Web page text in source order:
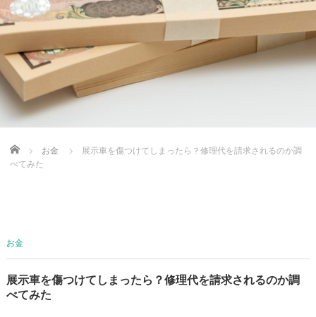
Home お金
展示車を傷つけてしまったら？修理代を請求されるのか調
べてみた
お金
展示車を傷つけてしまったら？修理代を請求されるのか調
べてみた